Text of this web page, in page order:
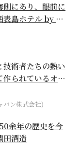
側にあり、眼前に
表島ホテル by 星
技術者たちの熱い
作られているオー
パン株式会社)
余年の歴史を今
田酒造